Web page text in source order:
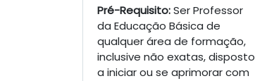
Pré-Requisito:Ser Professor
da Educação Básica de
qualquer área de formação,
inclusive não exatas, disposto
a iniciar ou se aprimorar com